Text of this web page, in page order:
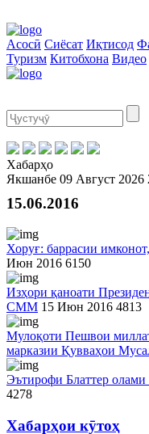
Асосӣ Сиёсат Иқтисод
Туризм Китобхона Видео
Хабарҳо
Якшанбе 09 Август 2026
15.06.2016
Хоруғ: баррасии
Июн 2016 6150
Изҳори қаноати
СММ 15 Июн 2016 4813
Мулоқоти Пешвои
марказии Қувваҳои
Эътирофи Блаттер олами
4278
Хабарҳои кӯтоҳ